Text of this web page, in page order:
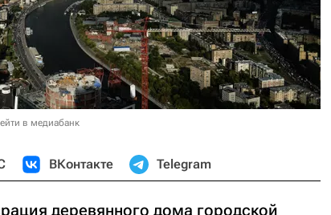
в медиабанк
ВКонтакте Telegram
деревянного дома городской